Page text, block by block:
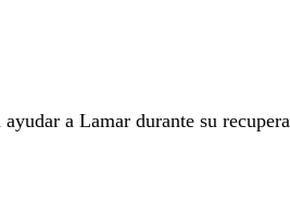
a Lamar durante su